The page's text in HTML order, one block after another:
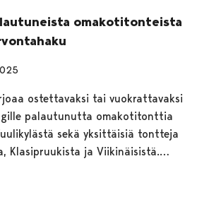
omakotitonteista
ostettavaksi tai vuokrattavaksi
palautunutta omakotitonttia
sekä yksittäisiä tontteja
Klasipruukista ja Viikinäisistä.…